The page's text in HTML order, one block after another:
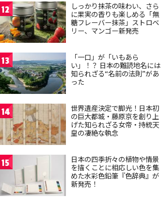
12
しっかり抹茶の味わい、さら
に果実の香りも楽しめる「無
糖フレーバー抹茶」ストロベ
リー、マンゴー新発売
13
「一口」が「いもあら
い」！？ 日本の難読地名には
知られざる“名前の法則”があ
った
14
世界遺産決定で脚光！日本初
の巨大都城・藤原京を創り上
げた知られざる女帝・持統天
皇の凄絶な執念
15
日本の四季折々の植物や情景
を描くことに相応しい色を集
めた水彩色鉛筆『色辞典』が
新発売！